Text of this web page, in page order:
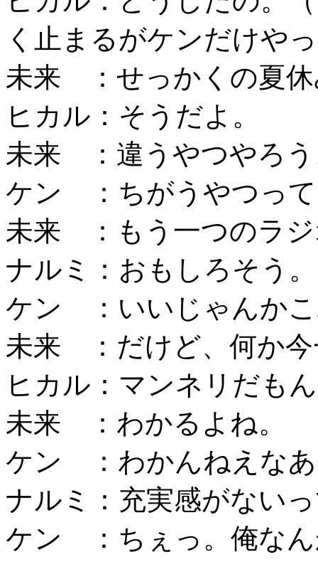
く止まるがケンだけや
未来 ：せっかくの夏休
ヒカル：そうだよ。
未来 ：違うやつやろ
ケン ：ちがうやつっ
未来 ：もう一つのラジ
ナルミ：おもしろそう。
ケン ：いいじゃんか
未来 ：だけど、何か今
ヒカル：マンネリだも
未来 ：わかるよね。
ケン ：わかんねえな
ナルミ：充実感がない
ケン ：ちぇっ。俺なん